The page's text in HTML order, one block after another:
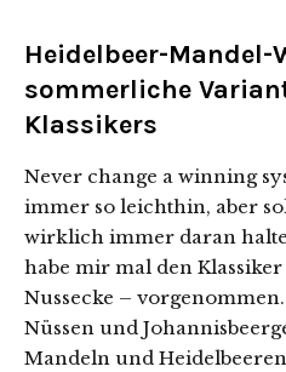
Heidelbeer-
sommerliche
Klassikers
Never change a winning
immer so leichthin, aber
wirklich immer daran
habe mir mal den
Nussecke –
Nüssen und
Mandeln und